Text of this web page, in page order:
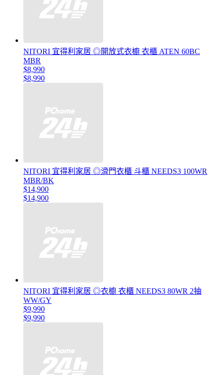
NITORI 宜得利家居 ◎開放式衣櫥 衣櫃 ATEN 60BC
MBR
$8,990
$8,990
NITORI 宜得利家居 ◎滑門衣櫃 斗櫃 NEEDS3 100WR
MBR/BK
$14,900
$14,900
NITORI 宜得利家居 ◎衣櫥 衣櫃 NEEDS3 80WR 2抽
WW/GY
$9,990
$9,990